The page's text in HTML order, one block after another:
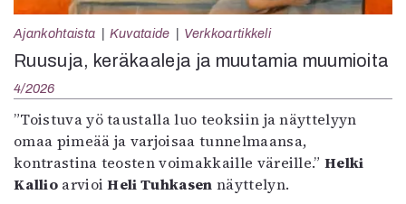
Ajankohtaista Kuvataide Verkkoartikkeli
Ruusuja, keräkaaleja ja muutamia muumioita
4/2026
”Toistuva yö taustalla luo teoksiin ja näyttelyyn
omaa pimeää ja varjoisaa tunnelmaansa,
kontrastina teosten voimakkaille väreille.”Helki
KallioarvioiHeli Tuhkasen näyttelyn.